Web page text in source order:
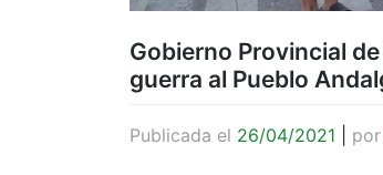
Gobierno Provincial
guerra al Pueblo
Publicada el 26/04/2021 por